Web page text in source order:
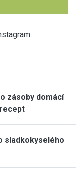
zásoby domácí
sladkokyselého